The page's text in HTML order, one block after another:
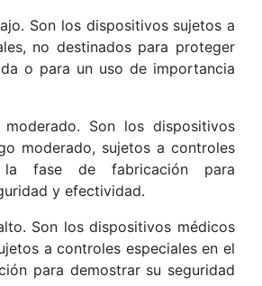
Son los dispositivos sujetos a
no destinados para proteger
o para un uso de importancia
Son los dispositivos
moderado, sujetos a controles
la fase de fabricación para
y efectividad.
Son los dispositivos médicos
a controles especiales en el
para demostrar su seguridad